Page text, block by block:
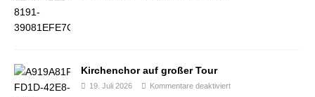
Kirchenchor auf großer Tour
19. Juli 2026 Kommentare deaktiviert